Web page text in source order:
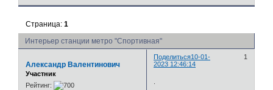
Интерьер станции метро "Спортивная"
Страница:1
Поделиться 1
10-01-
2023 12:46:14
Александр Валентинович
Участник
Рейтинг: